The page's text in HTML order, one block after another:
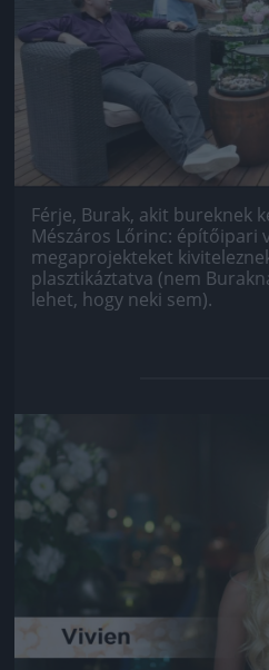
Férje, Burak, akit bureknek
Mészáros Lőrinc: építőipari
megaprojekteket
plasztikáztatva (nem
lehet, hogy neki sem).
Jön